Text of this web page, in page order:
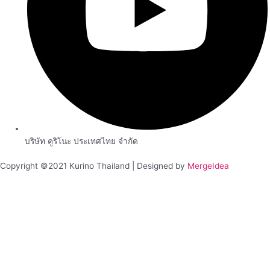
บริษัท คูริโนะ ประเทศไทย จำกัด
Copyright ©2021 Kurino Thailand | Designed by MergeIdea